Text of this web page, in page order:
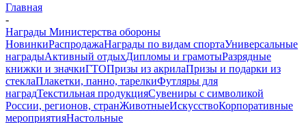
Главная
-
Награды Министерства обороны
НовинкиРаспродажаНаграды по видам спортаУниверсальные
наградыАктивный отдыхДипломы и грамотыРазрядные
книжки и значкиГТОПризы из акрилаПризы и подарки из
стеклаПлакетки, панно, тарелкиФутляры для
наградТекстильная продукцияСувениры с символикой
России, регионов, странЖивотныеИскусствоКорпоративные
мероприятияНастольные